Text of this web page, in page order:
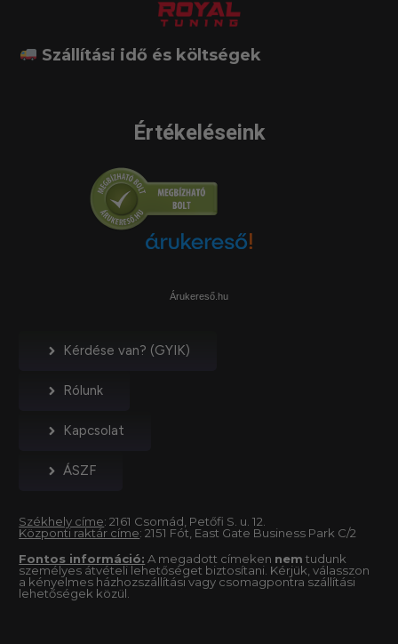
Szállítási idő és költségek
Értékeléseink
Árukereső.hu
Kérdése van? (GYIK)
Rólunk
Kapcsolat
ÁSZF
Székhely címe: 2161 Csomád, Petőfi S. u. 12.
Központi raktár címe: 2151 Fót, East Gate Business Park C/2
Fontos információ: A megadott címeken nem tudunk
személyes átvételi lehetőséget biztosítani. Kérjük, válasszon
a kényelmes házhozszállítási vagy csomagpontra szállítási
lehetőségek közül.